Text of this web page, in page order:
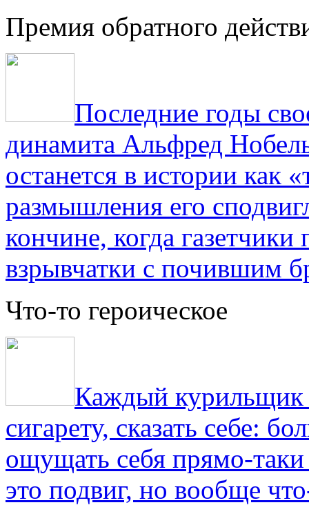
Премия обратного
Последние годы
динамита Альфред
останется в истории как
размышления его
кончине, когда газетчики
взрывчатки с почившим
Что-то героическое
Каждый курильщик
сигарету, сказать себе:
ощущать себя прямо-
это подвиг, но вообще